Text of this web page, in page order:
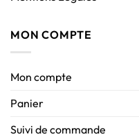
MON COMPTE
Mon compte
Panier
Suivi de commande